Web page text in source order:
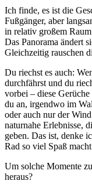
Ich finde, es ist die
Fußgänger, aber
in relativ großem
Das Panorama ändert
Gleichzeitig rauschen
Du riechst es auch:
durchfährst und du
vorbei – diese
du an, irgendwo im
oder auch nur der
naturnahe Erlebnisse,
geben. Das ist, denke
Rad so viel Spaß
Um solche Momente
heraus?